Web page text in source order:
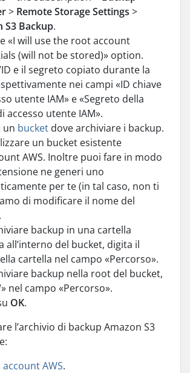
> Remote Storage Settings >
S3 Backup.
«I will use the root account
(will not be stored)» option.
e il segreto copiato durante la
nei campi «ID chiave
utente IAM» e «Segreto della
accesso utente IAM».
un bucket dove archiviare i backup.
un bucket esistente
AWS. Inoltre puoi fare in modo
ne generi uno
per te (in tal caso, non ti
di modificare il nome del
backup in una cartella
all’interno del bucket, digita il
cartella nel campo «Percorso».
backup nella root del bucket,
nel campo «Percorso».
OK.
l’archivio di backup Amazon S3
account AWS.